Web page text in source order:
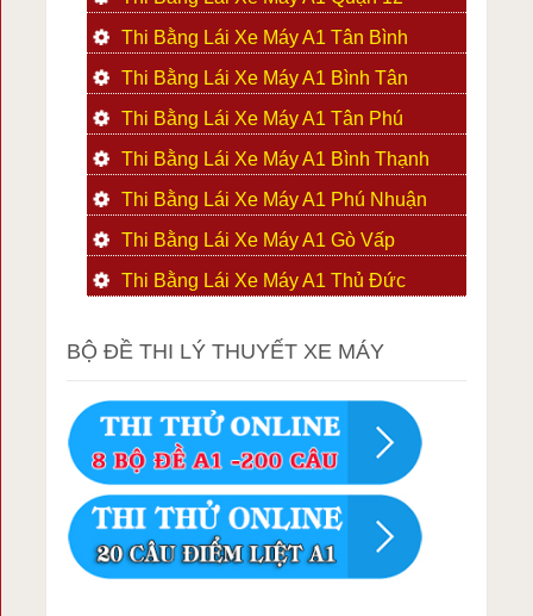
Thi Bằng Lái Xe Máy A1 Tân Bình
Thi Bằng Lái Xe Máy A1 Bình Tân
Thi Bằng Lái Xe Máy A1 Tân Phú
Thi Bằng Lái Xe Máy A1 Bình Thạnh
Thi Bằng Lái Xe Máy A1 Phú Nhuận
Thi Bằng Lái Xe Máy A1 Gò Vấp
Thi Bằng Lái Xe Máy A1 Thủ Đức
BỘ ĐỀ THI LÝ THUYẾT XE MÁY